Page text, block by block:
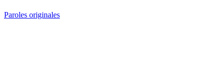
Paroles originales